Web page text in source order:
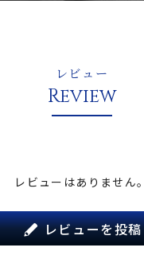
レビュー
Review
レビューはありません。
レビューを投稿